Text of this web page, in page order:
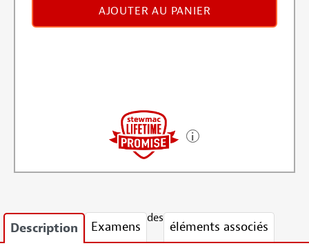
AJOUTER AU PANIER
Description Examens
des
éléments associés